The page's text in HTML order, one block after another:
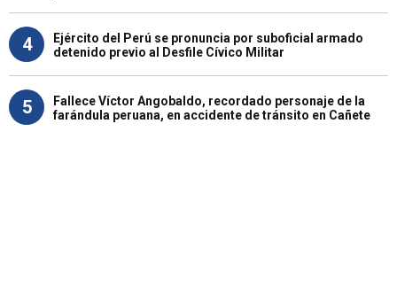
4
Ejército del Perú se pronuncia por suboficial armado
detenido previo al Desfile Cívico Militar
5
Fallece Víctor Angobaldo, recordado personaje de la
farándula peruana, en accidente de tránsito en Cañete